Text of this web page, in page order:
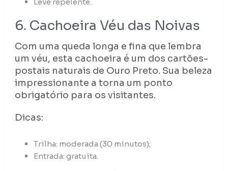
6. Cachoeira Véu das Noivas
Com uma queda longa e fina que lembra
um véu, esta cachoeira é um dos cartões-
postais naturais de Ouro Preto. Sua beleza
impressionante a torna um ponto
obrigatório para os visitantes.
Dicas:
Trilha: moderada (30 minutos);
Entrada: gratuita.